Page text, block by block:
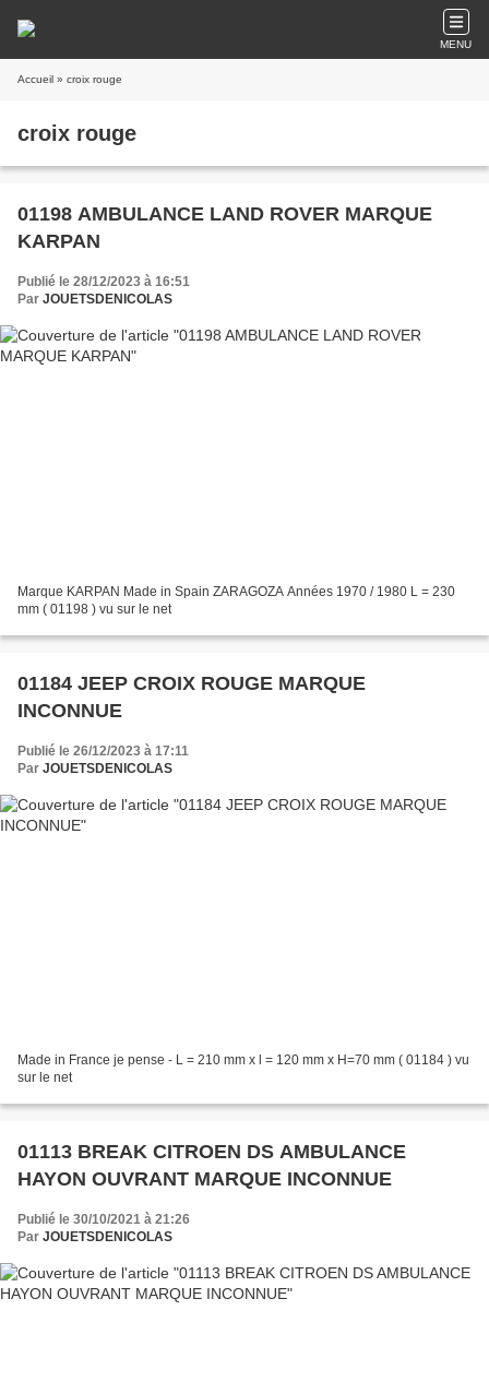
MENU
Accueil » croix rouge
croix rouge
01198 AMBULANCE LAND ROVER MARQUE
KARPAN
Publié le 28/12/2023 à 16:51
Par JOUETSDENICOLAS
Marque KARPAN Made in Spain ZARAGOZA Années 1970 / 1980 L = 230
mm ( 01198 ) vu sur le net
01184 JEEP CROIX ROUGE MARQUE
INCONNUE
Publié le 26/12/2023 à 17:11
Par JOUETSDENICOLAS
Made in France je pense - L = 210 mm x l = 120 mm x H=70 mm ( 01184 ) vu
sur le net
01113 BREAK CITROEN DS AMBULANCE
HAYON OUVRANT MARQUE INCONNUE
Publié le 30/10/2021 à 21:26
Par JOUETSDENICOLAS